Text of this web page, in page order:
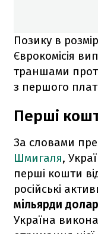
Позику в
Єврокомісія
траншами
з першого
Перші
За словами
Шмигаля,
перші кошти
російські
мільярди
Україна